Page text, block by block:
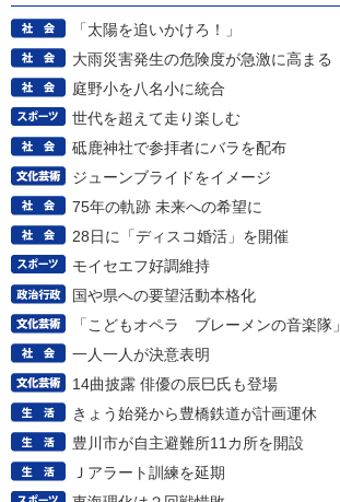
「太陽を追いかけろ！」
大雨災害発生の危険度が急激に高まる
庭野小を八名小に統合
世代を超えて走り楽しむ
砥鹿神社で参拝者にバラを配布
ジューンブライドをイメージ
75年の軌跡 未来への希望に
28日に「ディスコ婚活」を開催
モイセエフ好調維持
国や県への要望活動本格化
「こどもオペラ ブレーメンの音楽隊」
一人一人が決意表明
14曲披露 俳優の辰巳氏も登場
きょう始発から豊橋鉄道が計画運休
豊川市が自主避難所11カ所を開設
Ｊアラート訓練を延期